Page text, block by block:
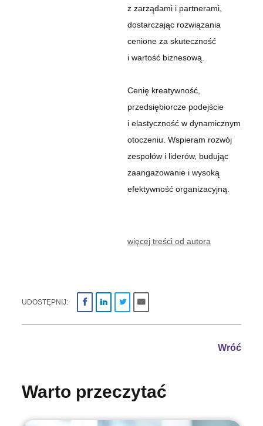
z zarządami i partnerami,
dostarczając rozwiązania
cenione za skuteczność
i wartość biznesową.
Cenię kreatywność,
przedsiębiorcze podejście
i elastyczność w dynamicznym
otoczeniu. Wspieram rozwój
zespołów i liderów, budując
zaangażowanie i wysoką
efektywność organizacyjną.
więcej treści od autora
UDOSTĘPNIJ:
Wróć
Warto przeczytać